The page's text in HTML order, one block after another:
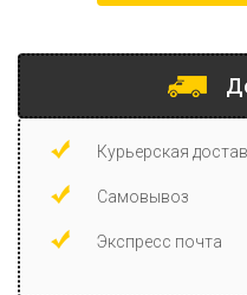
Курьерская
Самовывоз
Экспресс почта